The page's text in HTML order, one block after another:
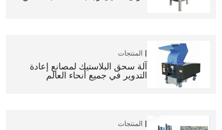
المنتجات
آلة سحق البلاستيك لمصانع إعادة
التدوير في جميع أنحاء العالم
المنتجات